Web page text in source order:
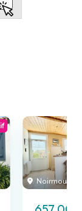
Noirmoutier-